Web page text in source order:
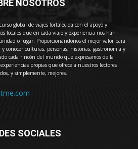
NOSOTROS
global de viajes fortalecida con el apoyo y
locales que en cada viaje y experiencia nos han
o lugar. Proporcionándonos el mejor valor para
conocer culturas, personas, historias, gastronomía y
cada rincón del mundo que expresamos de la
propias que ofrece a nuestros lectores
y simplemente, mejores.
SOCIALES